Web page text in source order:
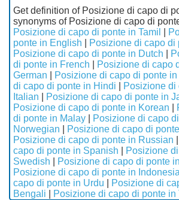
Get definition of Posizione di capo di
synonyms of Posizione di capo di
Posizione di capo di ponte in Tamil
ponte in English
Posizione di capo di
Posizione di capo di ponte in Dutch
di ponte in French
Posizione di capo
German
Posizione di capo di ponte in
di capo di ponte in Hindi
Posizione di
Italian
Posizione di capo di ponte in
Posizione di capo di ponte in Korean
di ponte in Malay
Posizione di capo
Norwegian
Posizione di capo di
Posizione di capo di ponte in Russian
capo di ponte in Spanish
Posizione
Swedish
Posizione di capo di ponte
Posizione di capo di ponte in
capo di ponte in Urdu
Posizione di
Bengali
Posizione di capo di ponte in